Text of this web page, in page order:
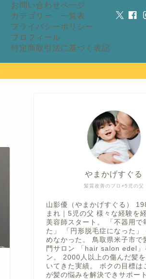
お問い合わせページ
カテゴリー 一覧表
プライバシーポリシー
プロフィール
特定商取引法に基づく表記
髪質改善のプロ×5児の父
やまかげすぐる
山影優（やまかげすぐる）
まれ｜5児の父 様々な経験を
美容師スタート。 「不器用で
た」 「円形脱毛症になった」
めなかった。 鳥取県米子市で
門サロン 「hair salon edel」
ン。 2000人以上の傷んだ髪
いてきた実績。 ボクの目標は
が髪の悩みを解決できサポー